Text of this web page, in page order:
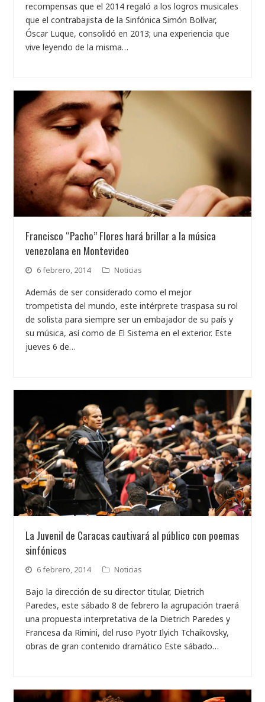
recompensas que el 2014 regaló a los logros musicales
que el contrabajista de la Sinfónica Simón Bolívar,
Óscar Luque, consolidó en 2013; una experiencia que
vive leyendo de la misma…
Francisco “Pacho” Flores hará brillar a la música
venezolana en Montevideo
6 febrero, 2014 Noticias
Además de ser considerado como el mejor
trompetista del mundo, este intérprete traspasa su rol
de solista para siempre ser un embajador de su país y
su música, así como de El Sistema en el exterior. Este
jueves 6 de…
La Juvenil de Caracas cautivará al público con poemas
sinfónicos
6 febrero, 2014 Noticias
Bajo la dirección de su director titular, Dietrich
Paredes, este sábado 8 de febrero la agrupación traerá
una propuesta interpretativa de la Dietrich Paredes y
Francesa da Rimini, del ruso Pyotr Ilyich Tchaikovsky,
obras de gran contenido dramático Este sábado…